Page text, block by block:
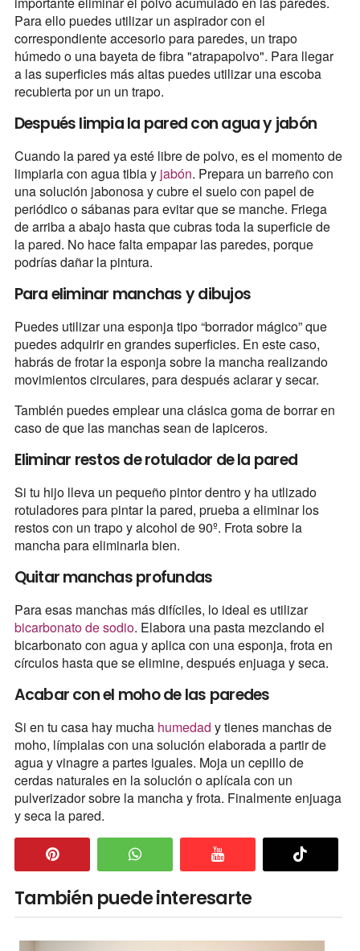
Para ello puedes utilizar un aspirador con el
correspondiente accesorio para paredes, un trapo
húmedo o una bayeta de fibra "atrapapolvo". Para llegar
a las superficies más altas puedes utilizar una escoba
recubierta por un un trapo.
Después limpia la pared con agua y jabón
Cuando la pared ya esté libre de polvo, es el momento de
limpiarla con agua tibia y jabón. Prepara un barreño con
una solución jabonosa y cubre el suelo con papel de
periódico o sábanas para evitar que se manche. Friega
de arriba a abajo hasta que cubras toda la superficie de
la pared. No hace falta empapar las paredes, porque
podrías dañar la pintura.
Para eliminar manchas y dibujos
Puedes utilizar una esponja tipo “borrador mágico” que
puedes adquirir en grandes superficies. En este caso,
habrás de frotar la esponja sobre la mancha realizando
movimientos circulares, para después aclarar y secar.
También puedes emplear una clásica goma de borrar en
caso de que las manchas sean de lapiceros.
Eliminar restos de rotulador de la pared
Si tu hijo lleva un pequeño pintor dentro y ha utlizado
rotuladores para pintar la pared, prueba a eliminar los
restos con un trapo y alcohol de 90º. Frota sobre la
mancha para eliminarla bien.
Quitar manchas profundas
Para esas manchas más difíciles, lo ideal es utilizar
bicarbonato de sodio. Elabora una pasta mezclando el
bicarbonato con agua y aplica con una esponja, frota en
círculos hasta que se elimine, después enjuaga y seca.
Acabar con el moho de las paredes
Si en tu casa hay mucha humedad y tienes manchas de
moho, límpialas con una solución elaborada a partir de
agua y vinagre a partes iguales. Moja un cepillo de
cerdas naturales en la solución o aplícala con un
pulverizador sobre la mancha y frota. Finalmente enjuaga
y seca la pared.
También puede interesarte